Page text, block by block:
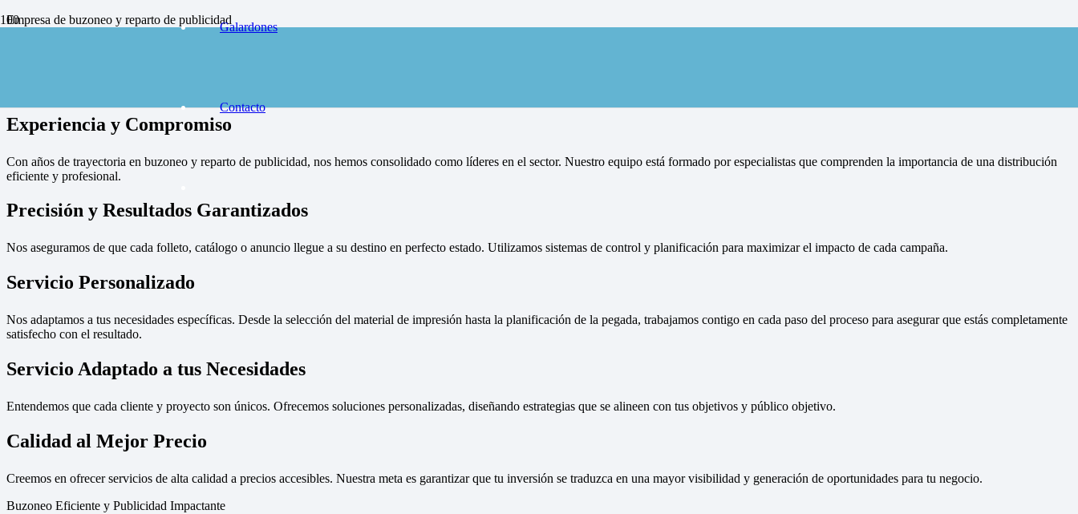
Galardones
Contacto
Empresa de buzoneo y reparto de publicidad
en toda España, solicite presupuesto
Contactar
Experiencia y Compromiso
Con años de trayectoria en buzoneo y reparto de publicidad, nos hemos consolidado como líderes en el sector. Nuestro equipo está formado por especialistas que comprenden la importancia de una distribución
eficiente y profesional.
Precisión y Resultados Garantizados
Nos aseguramos de que cada folleto, catálogo o anuncio llegue a su destino en perfecto estado. Utilizamos sistemas de control y planificación para maximizar el impacto de cada campaña.
Servicio Personalizado
Nos adaptamos a tus necesidades específicas. Desde la selección del material de impresión hasta la planificación de la pegada, trabajamos contigo en cada paso del proceso para asegurar que estás completamente
satisfecho con el resultado.
Servicio Adaptado a tus Necesidades
Entendemos que cada cliente y proyecto son únicos. Ofrecemos soluciones personalizadas, diseñando estrategias que se alineen con tus objetivos y público objetivo.
Calidad al Mejor Precio
Creemos en ofrecer servicios de alta calidad a precios accesibles. Nuestra meta es garantizar que tu inversión se traduzca en una mayor visibilidad y generación de oportunidades para tu negocio.
Buzoneo Eficiente y Publicidad Impactante